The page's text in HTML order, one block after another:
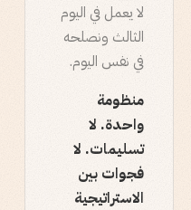
لا يعمل في اليوم
الثالث ونصلحه
في نفس اليوم.
منظومة
واحدة. لا
تسليمات. لا
فجوات بين
الاستراتيجية